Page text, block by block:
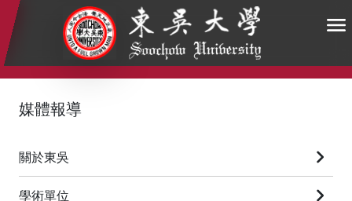
:::
媒體報導
關於東吳
學術單位